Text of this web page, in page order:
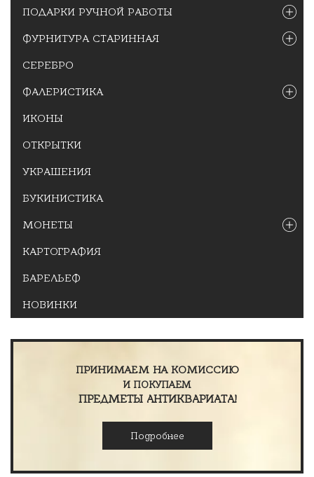
ПОДАРКИ РУЧНОЙ РАБОТЫ
ФУРНИТУРА СТАРИННАЯ
СЕРЕБРО
ФАЛЕРИСТИКА
ИКОНЫ
ОТКРЫТКИ
УКРАШЕНИЯ
БУКИНИСТИКА
МОНЕТЫ
КАРТОГРАФИЯ
БАРЕЛЬЕФ
НОВИНКИ
ПРИНИМАЕМ НА КОМИССИЮ
И ПОКУПАЕМ
ПРЕДМЕТЫ АНТИКВАРИАТА!
Подробнее